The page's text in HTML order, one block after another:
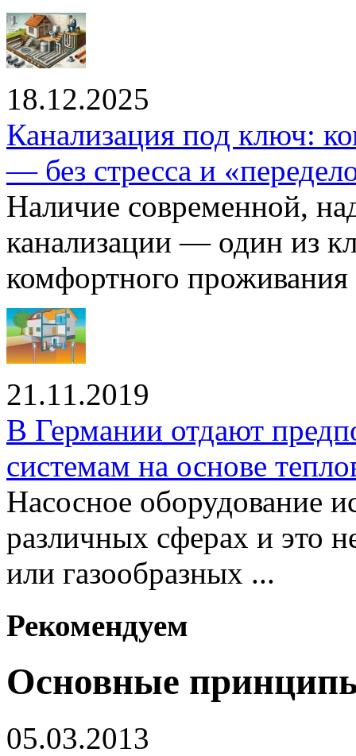
18.12.2025
Канализация под ключ:
— без стресса и
Наличие современной,
канализации — один из
комфортного проживания
21.11.2019
В Германии отдают
системам на основе
Насосное оборудование
различных сферах и это
или газообразных ...
Рекомендуем
Основные
05.03.2013